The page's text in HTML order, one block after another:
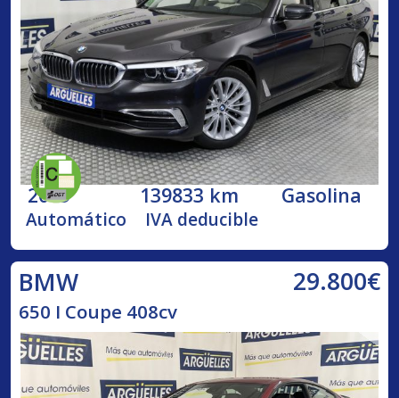
2019 139833 km Gasolina
Automático IVA deducible
BMW 29.800€
650 I Coupe 408cv